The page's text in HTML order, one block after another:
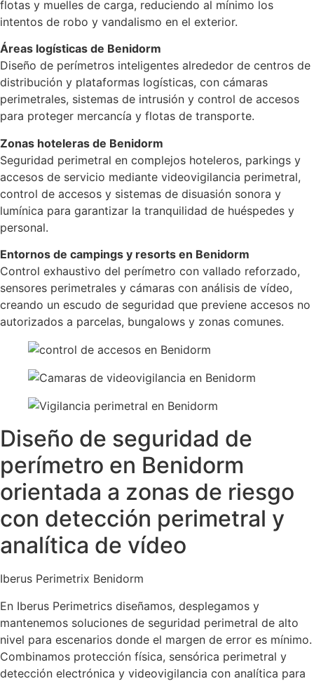
flotas y muelles de carga, reduciendo al mínimo los
intentos de robo y vandalismo en el exterior.
Áreas logísticas de Benidorm
Diseño de perímetros inteligentes alrededor de centros de
distribución y plataformas logísticas, con cámaras
perimetrales, sistemas de intrusión y control de accesos
para proteger mercancía y flotas de transporte.
Zonas hoteleras de Benidorm
Seguridad perimetral en complejos hoteleros, parkings y
accesos de servicio mediante videovigilancia perimetral,
control de accesos y sistemas de disuasión sonora y
lumínica para garantizar la tranquilidad de huéspedes y
personal.
Entornos de campings y resorts en Benidorm
Control exhaustivo del perímetro con vallado reforzado,
sensores perimetrales y cámaras con análisis de vídeo,
creando un escudo de seguridad que previene accesos no
autorizados a parcelas, bungalows y zonas comunes.
Diseño de seguridad de
perímetro en Benidorm
orientada a zonas de riesgo
con detección perimetral y
analítica de vídeo
Iberus Perimetrix Benidorm
En Iberus Perimetrics diseñamos, desplegamos y
mantenemos soluciones de seguridad perimetral de alto
nivel para escenarios donde el margen de error es mínimo.
Combinamos protección física, sensórica perimetral y
detección electrónica y videovigilancia con analítica para